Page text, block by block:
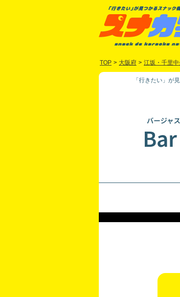
TOP > 大阪府 > 江坂・千里
「行きたい」が
バージャ